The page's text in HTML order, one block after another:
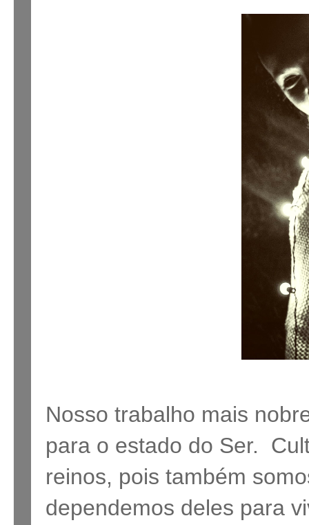
Nosso trabalho mais
para o estado do Ser.
reinos, pois também
dependemos deles para